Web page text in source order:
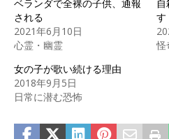
ベランダで全裸の子供、通報
される
2021年6月10日
心霊・幽霊
す
怪
女の子が歌い続ける理由
2018年9月5日
日常に潜む恐怖